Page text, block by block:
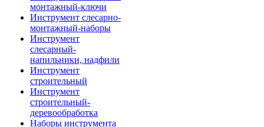
монтажный-ключи
Инструмент слесарно-
монтажный-наборы
Инструмент
слесарный-
напильники, надфили
Инструмент
строительный
Инструмент
строительный-
деревообработка
Наборы инструмента